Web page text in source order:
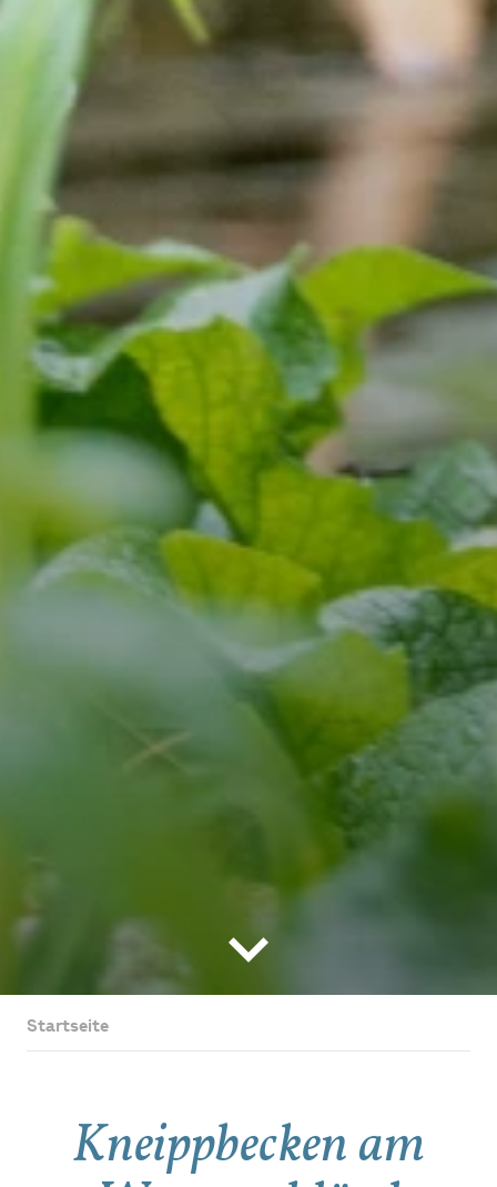
Startseite
Kneippbecken am